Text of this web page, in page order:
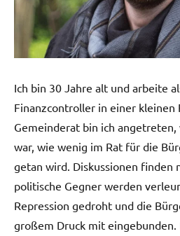
Ich bin 30 Jahre alt und arbeite
Finanzcontroller in einer kleinen
Gemeinderat bin ich angetreten,
war, wie wenig im Rat für die
getan wird. Diskussionen finden
politische Gegner werden
Repression gedroht und die
großem Druck mit eingebunden.